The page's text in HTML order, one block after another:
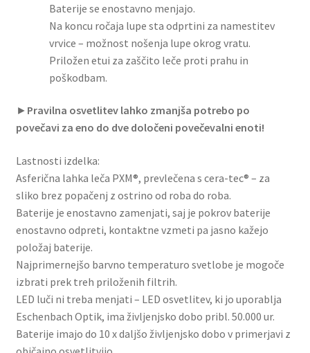
Baterije se enostavno menjajo.
Na koncu ročaja lupe sta odprtini za namestitev
vrvice – možnost nošenja lupe okrog vratu.
Priložen etui za zaščito leče proti prahu in
poškodbam.
► Pravilna osvetlitev lahko zmanjša potrebo po
povečavi za eno do dve določeni povečevalni enoti!
Lastnosti izdelka:
Asferična lahka leča PXM®, prevlečena s cera-tec® – za
sliko brez popačenj z ostrino od roba do roba.
Baterije je enostavno zamenjati, saj je pokrov baterije
enostavno odpreti, kontaktne vzmeti pa jasno kažejo
položaj baterije.
Najprimernejšo barvno temperaturo svetlobe je mogoče
izbrati prek treh priloženih filtrih.
LED luči ni treba menjati – LED osvetlitev, ki jo uporablja
Eschenbach Optik, ima življenjsko dobo pribl. 50.000 ur.
Baterije imajo do 10 x daljšo življenjsko dobo v primerjavi z